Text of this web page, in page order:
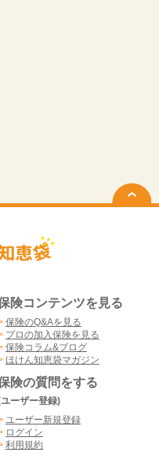
険コンテンツを見る
保険のQ&Aを見る
プロの加入保険を見る
保険コラム&ブログ
ほけん知恵袋マガジン
険の質問をする
ーザー登録)
ユーザー新規登録
ログイン
利用規約